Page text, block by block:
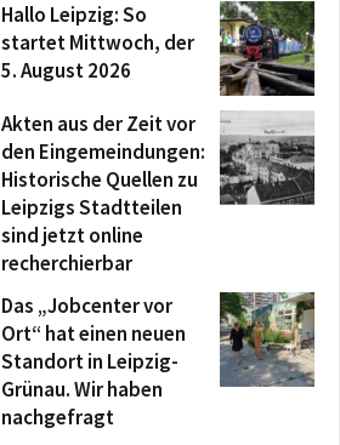
Hallo Leipzig: So
startet Mittwoch, der
5. August 2026
Akten aus der Zeit vor
den Eingemeindungen:
Historische Quellen zu
Leipzigs Stadtteilen
sind jetzt online
recherchierbar
Das „Jobcenter vor
Ort“ hat einen neuen
Standort in Leipzig-
Grünau. Wir haben
nachgefragt